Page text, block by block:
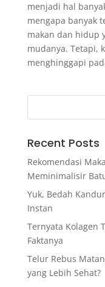
menjadi hal
mengapa banyak
makan dan hidup
mudanya. Tetapi,
menghinggapi
Recent Posts
Rekomendasi
Meminimalisir
Yuk, Bedah
Instan
Ternyata Kolagen
Faktanya
Telur Rebus
yang Lebih Sehat?